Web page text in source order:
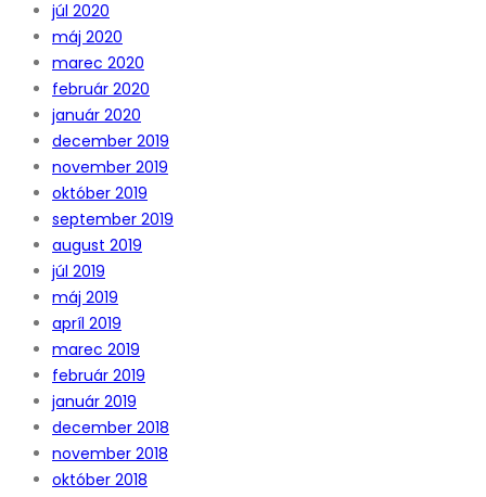
júl 2020
máj 2020
marec 2020
február 2020
január 2020
december 2019
november 2019
október 2019
september 2019
august 2019
júl 2019
máj 2019
apríl 2019
marec 2019
február 2019
január 2019
december 2018
november 2018
október 2018